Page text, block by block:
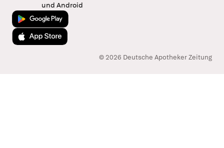
und Android
Jetzt bei Google Play
Laden im App Store
© 2026 Deutsche Apotheker Zeitung